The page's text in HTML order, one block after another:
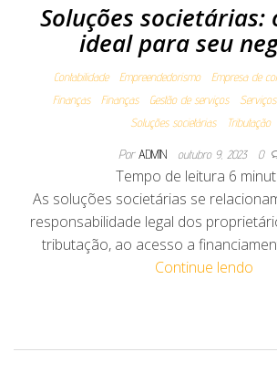
Soluções societárias:
ideal para seu
Contabilidade Empreendedorismo
Empresa de
Finanças
Finanças Gestão de serviços
Soluções societárias
Tributação
Por ADMIN outubro 9, 2023 0
Tempo de leitura 6
As soluções societárias se
responsabilidade legal dos
tributação, ao acesso a
Continue lendo